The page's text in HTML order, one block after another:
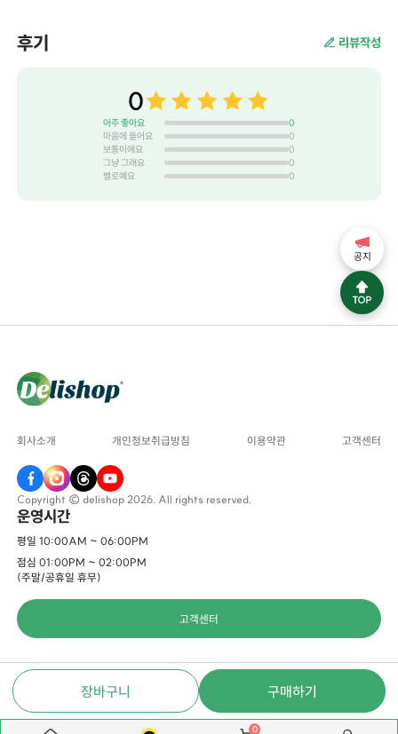
장바구니 구매하기
후기 리뷰작성
0
아주 좋아요
0
마음에 들어요
0
보통이에요
0
그냥 그래요
0
별로예요
0
회사소개 개인정보취급방침 이용약관 고객센터
Copyright © delishop 2026. All rights reserved.
운영시간
평일 10:00AM ~ 06:00PM
점심 01:00PM ~ 02:00PM
(주말/공휴일 휴무)
고객센터
공지
0